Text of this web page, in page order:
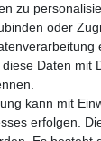
per E-Mail oder
oder
zu
oder
Daten mit
kann mit
erfolgen.